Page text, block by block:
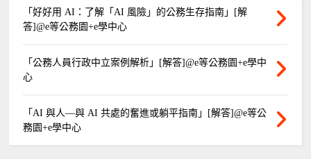
「好好用 AI：了解「AI 風險」的公務生存指南」[解
答]@e等公務園+e學中心
「公務人員行政中立案例解析」[解答]@e等公務園+e學中
心
「AI 與人—與 AI 共處的奮進或躺平指南」[解答]@e等公
務園+e學中心